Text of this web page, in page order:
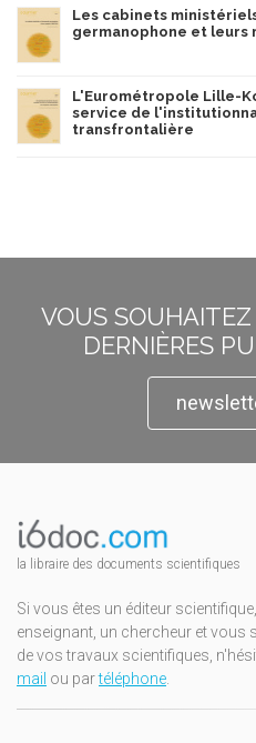
Les cabinets
germanophone et leurs
L'Eurométropole Lille-
service de
transfrontalière
VOUS
DERNIÈRES
la libraire des documents scientifiques
Si vous êtes un éditeur
enseignant, un chercheur et
de vos travaux scientifiques,
mail ou partéléphone